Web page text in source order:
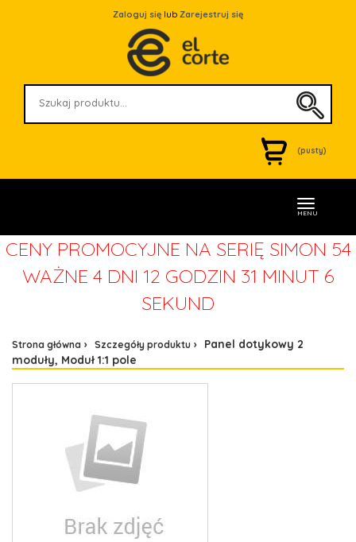
Zaloguj się lub Zarejestruj się
(pusty)
MENU
CENY PROMOCYJNE NA SERIĘ SIMON 54
WAŻNE 4 DNI 12 GODZIN 31 MINUT 6
SEKUND
Strona główna Szczegóły produktu
Panel dotykowy 2
moduły, Moduł 1:1 pole